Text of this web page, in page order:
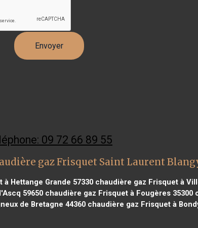
09 72 66 89 55
gaz Frisquet Saint Laurent
Hettange Grande 57330chaudière gaz Frisquet à
59650 chaudière gaz Frisquet à Fougères 35300
de Bretagne 44360 chaudière gaz Frisquet à